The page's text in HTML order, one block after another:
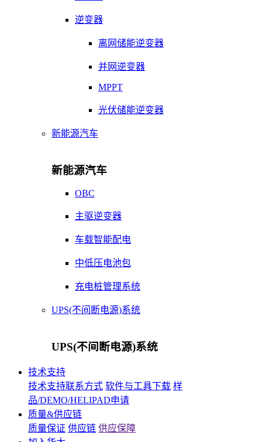
逆变器
离网储能逆变器
并网逆变器
MPPT
光伏储能逆变器
新能源汽车
新能源汽车
OBC
主驱逆变器
车载智能配电
中低压电池包
充电桩管理系统
UPS(不间断电源)系统
UPS(不间断电源)系统
技术支持
技术支持联系方式 软件与工具下载 样
品/DEMO/HELIPAD申请
质量&供应链
质量保证 供应链 供应保障